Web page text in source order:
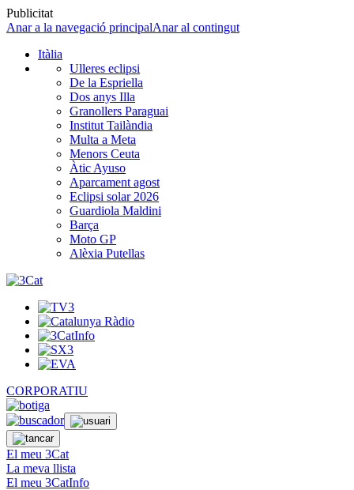
Publicitat
Anar a la navegació principalAnar al contingut
Itàlia
Ulleres eclipsi
De la Espriella
Dos anys Illa
Granollers Paraguai
Institut Tailàndia
Multa a Meta
Menors Ceuta
Àtic Ayuso
Aparcament agost
Eclipsi solar 2026
Guardiola Maldini
Barça
Moto GP
Alèxia Putellas
CORPORATIU
El meu 3Cat
La meva llista
El meu 3CatInfo